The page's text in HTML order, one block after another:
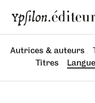
Autrices & auteurs
Titres